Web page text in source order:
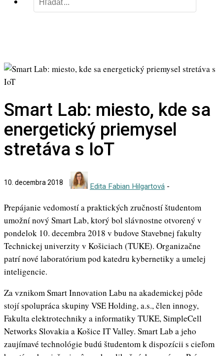
Smart Lab: miesto, kde sa
energetický priemysel
stretáva s IoT
10. decembra 2018 Edita Fabian Hilgartová -
Prepájanie vedomostí a praktických zručností študentom
umožní nový Smart Lab, ktorý bol slávnostne otvorený v
pondelok 10. decembra 2018 v budove Stavebnej fakulty
Technickej univerzity v Košiciach (TUKE). Organizačne
patrí nové laboratórium pod katedru kybernetiky a umelej
inteligencie.
Za vznikom Smart Innovation Labu na akademickej pôde
stojí spolupráca skupiny VSE Holding, a.s., člen innogy,
Fakulta elektrotechniky a informatiky TUKE, SimpleCell
Networks Slovakia a Košice IT Valley. Smart Lab a jeho
zaujímavé technológie budú študentom k dispozícii s cieľom